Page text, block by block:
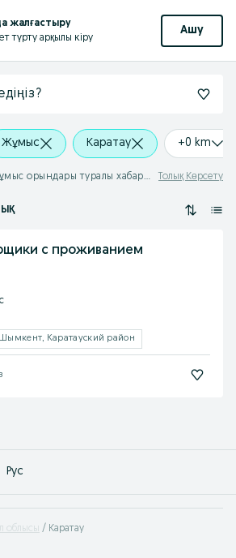
жалғастыру
түрту арқылы кіру
Ашу
Жұмыс Каратау +0 km
Жұмыс Каратау - бос жұмыс орындары туралы хабарландырулар Толық Көрсету
с проживанием
Каратауский район
Рус
облысы Каратау